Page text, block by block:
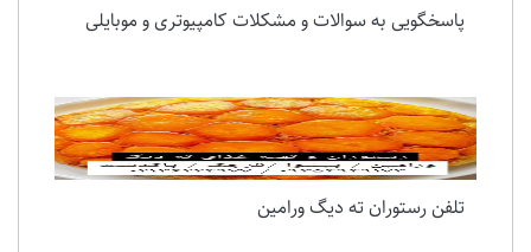
پاسخگویی به سوالات و مشکلات کامپیوتری و موبایلی
تلفن رستوران ته دیگ ورامین